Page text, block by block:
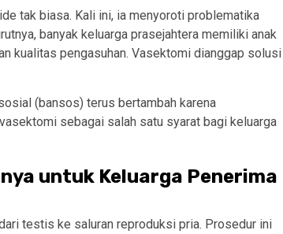
tak biasa. Kali ini, ia menyoroti problematika
banyak keluarga prasejahtera memiliki anak
kualitas pengasuhan. Vasektomi dianggap solusi
(bansos) terus bertambah karena
sebagai salah satu syarat bagi keluarga
untuk Keluarga Penerima
testis ke saluran reproduksi pria. Prosedur ini